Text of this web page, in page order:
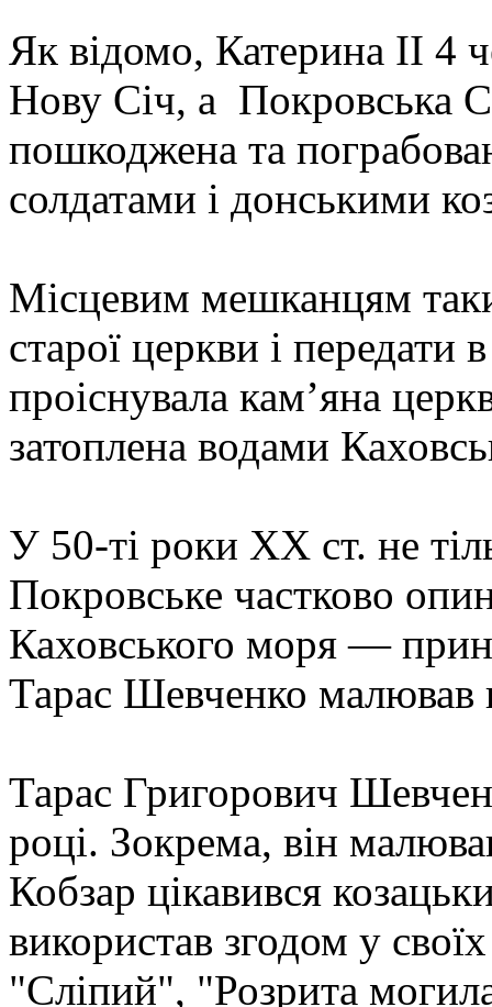
Як відомо, Катерина II 4
Нову Січ, а Покровська
пошкоджена та
солдатами і донськими
Місцевим мешканцям
старої церкви і
проіснувала кам’яна
затоплена водами
У 50-ті роки XX ст. не
Покровське частково
Каховського моря —
Тарас Шевченко малював
Тарас Григорович
році. Зокрема, він
Кобзар цікавився
використав згодом у
"Сліпий", "Розрита